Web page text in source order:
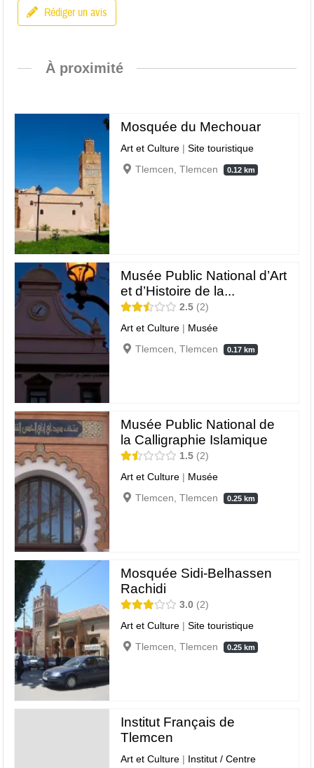
Rédiger un avis
À proximité
Mosquée du Mechouar
Art et Culture |Site touristique
Tlemcen, Tlemcen
0.12 km
Musée Public National d’Art
et d’Histoire de la...
2.5
2
Art et Culture | Musée
Tlemcen, Tlemcen
0.17 km
Musée Public National de
la Calligraphie Islamique
1.5
2
Art et Culture | Musée
Tlemcen, Tlemcen
0.25 km
Mosquée Sidi-Belhassen
Rachidi
3.0
2
Art et Culture |Site touristique
Tlemcen, Tlemcen
0.25 km
Institut Français de
Tlemcen
Art et Culture | Institut / Centre